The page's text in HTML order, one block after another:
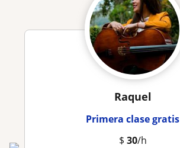
Raquel
Primera clase gratis
$ 30/h